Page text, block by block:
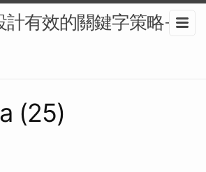
計有效的關鍵字策略-網
(25)